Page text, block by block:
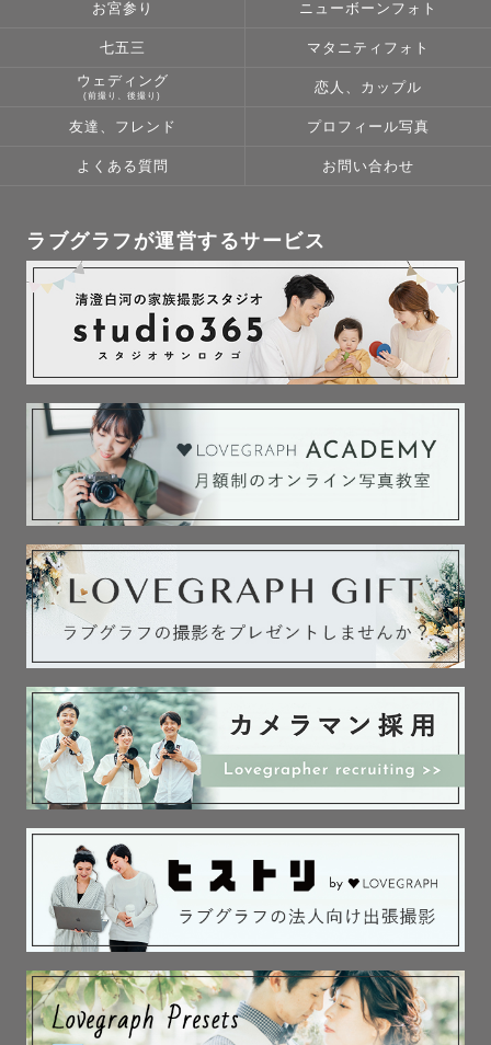
お宮参り ニューボーンフォト
七五三 マタニティフォト
ウェディング
(前撮り、後撮り)
恋人、カップル
友達、フレンド プロフィール写真
よくある質問 お問い合わせ
ラブグラフが運営するサービス